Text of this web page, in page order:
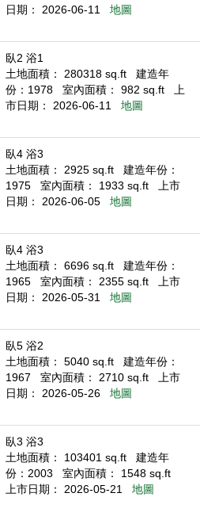
日期： 2026-06-11
地圖
臥2 浴1
土地面積： 280318 sq.ft
建造年
份：1978
室內面積： 982 sq.ft
上
市日期： 2026-06-11
地圖
臥4 浴3
土地面積： 2925 sq.ft
建造年份：
1975
室內面積： 1933 sq.ft
上市
日期： 2026-06-05
地圖
臥4 浴3
土地面積： 6696 sq.ft
建造年份：
1965
室內面積： 2355 sq.ft
上市
日期： 2026-05-31
地圖
臥5 浴2
土地面積： 5040 sq.ft
建造年份：
1967
室內面積： 2710 sq.ft
上市
日期： 2026-05-26
地圖
臥3 浴3
土地面積： 103401 sq.ft
建造年
份：2003
室內面積： 1548 sq.ft
上市日期： 2026-05-21
地圖